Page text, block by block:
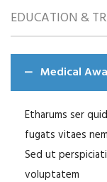
EDUCATION &
Medical
Etharums ser
fugats vitaes
Sed ut
voluptatem